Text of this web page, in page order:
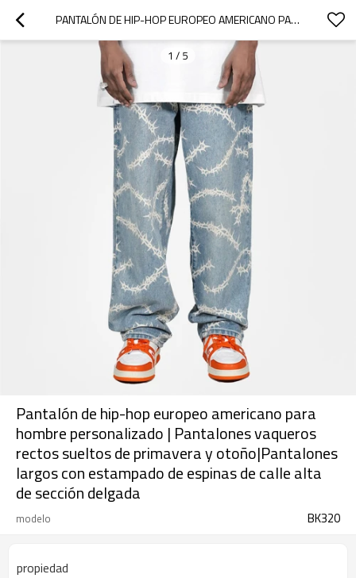
PANTALÓN DE HIP-HOP EUROPEO AMERICANO PARA HOMBRE PERSONALIZADO | PANTALONES VAQUEROS RECTOS SUELTOS DE PRIMAVERA Y OTOÑO|PANTALONES LARGOS CON ESTAMPADO DE ESPINAS DE CALLE ALTA DE SECCIÓN DELGADA
1 / 5
Pantalón de hip-hop europeo americano para
hombre personalizado | Pantalones vaqueros
rectos sueltos de primavera y otoño|Pantalones
largos con estampado de espinas de calle alta
de sección delgada
modelo BK320
propiedad